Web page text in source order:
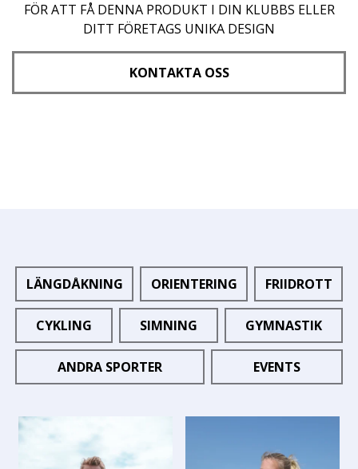
FÖR ATT FÅ DENNA PRODUKT I DIN KLUBBS ELLER
DITT FÖRETAGS UNIKA DESIGN
KONTAKTA OSS
LÄNGDÅKNING ORIENTERING FRIIDROTT
CYKLING SIMNING GYMNASTIK
ANDRA SPORTER EVENTS